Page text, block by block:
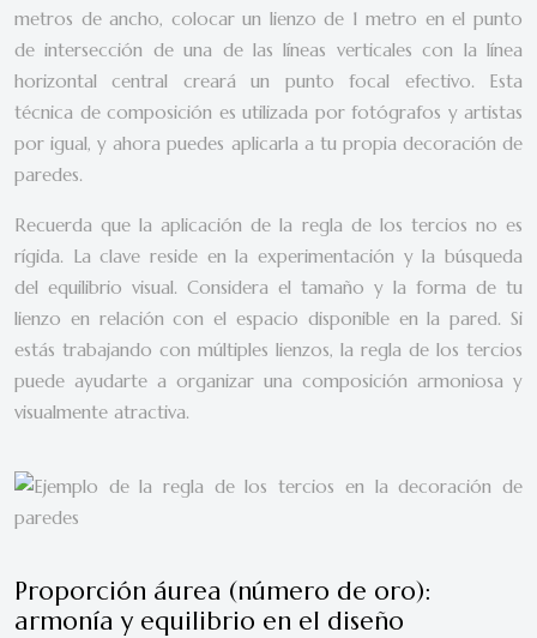
metros de ancho, colocar un lienzo de 1 metro en el punto
de intersección de una de las líneas verticales con la línea
horizontal central creará un punto focal efectivo. Esta
técnica de composición es utilizada por fotógrafos y artistas
por igual, y ahora puedes aplicarla a tu propia decoración de
paredes.
Recuerda que la aplicación de la regla de los tercios no es
rígida. La clave reside en la experimentación y la búsqueda
del equilibrio visual. Considera el tamaño y la forma de tu
lienzo en relación con el espacio disponible en la pared. Si
estás trabajando con múltiples lienzos, la regla de los tercios
puede ayudarte a organizar una composición armoniosa y
visualmente atractiva.
Proporción áurea (número de oro):
armonía y equilibrio en el diseño